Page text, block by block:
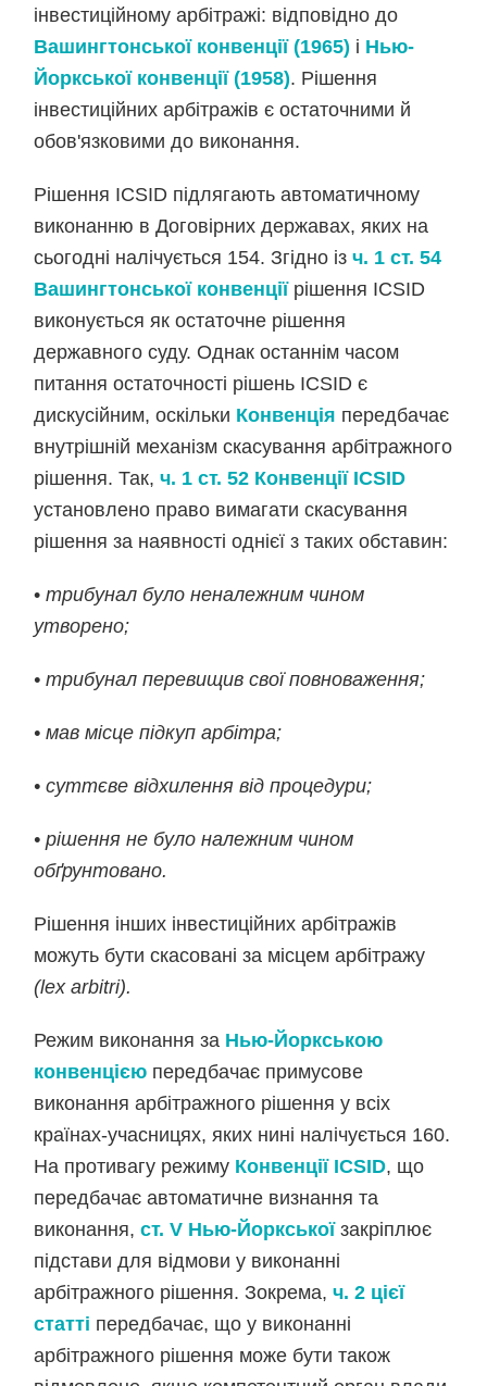
інвестиційному арбітражі: відповідно до
Вашингтонської конвенції (1965) і Нью-
Йоркської конвенції (1958). Рішення
інвестиційних арбітражів є остаточними й
обов'язковими до виконання.
Рішення ICSID підлягають автоматичному
виконанню в Договірних державах, яких на
сьогодні налічується 154. Згідно ізч. 1 ст. 54
Вашингтонської конвенціїрішення ICSID
виконується як остаточне рішення
державного суду. Однак останнім часом
питання остаточності рішень ICSID є
дискусійним, оскільки Конвенція передбачає
внутрішній механізм скасування арбітражного
рішення. Так,ч. 1 ст. 52 Конвенції ICSID
установлено право вимагати скасування
рішення за наявності однієї з таких обставин:
•трибунал було неналежним чином
утворено;
• трибунал перевищив свої повноваження;
• мав місце підкуп арбітра;
• суттєве відхилення від процедури;
• рішення не було належним чином
обґрунтовано.
Рішення інших інвестиційних арбітражів
можуть бути скасовані за місцем арбітражу
(lex arbitri).
Режим виконання за Нью-Йоркською
конвенцією передбачає примусове
виконання арбітражного рішення у всіх
країнах-учасницях, яких нині налічується 160.
На противагу режиму Конвенції ICSID, що
передбачає автоматичне визнання та
виконання,ст. V Нью-Йоркськоїзакріплює
підстави для відмови у виконанні
арбітражного рішення. Зокрема,ч. 2 цієї
статті передбачає, що у виконанні
арбітражного рішення може бути також